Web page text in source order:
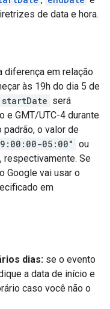
de data e hora.
diferença em relação
às 19h do dia 5 de
startDate será
e GMT/UTC-4 durante
padrão, o valor de
05:00" ou
, respectivamente. Se
Google vai usar o
em
dias: se o evento
a data de início e
caso você não o